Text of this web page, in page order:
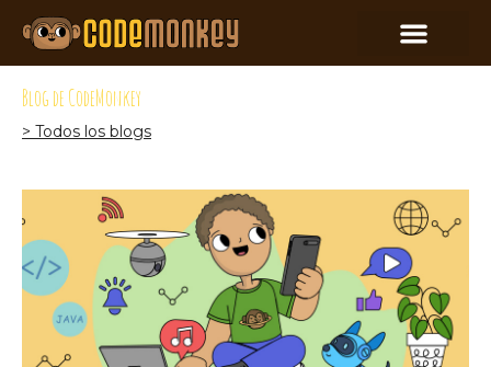
Blog de CodeMonkey
> Todos los blogs